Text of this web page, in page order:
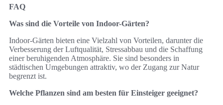
FAQ
Was sind die Vorteile von Indoor-Gärten?
Indoor-Gärten bieten eine Vielzahl von Vorteilen, darunter die
Verbesserung der Luftqualität, Stressabbau und die Schaffung
einer beruhigenden Atmosphäre. Sie sind besonders in
städtischen Umgebungen attraktiv, wo der Zugang zur Natur
begrenzt ist.
Welche Pflanzen sind am besten für Einsteiger geeignet?